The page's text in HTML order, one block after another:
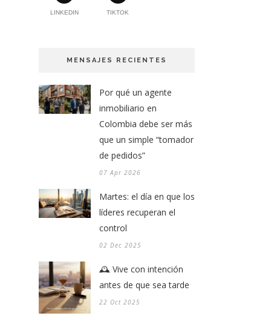
LINKEDIN TIKTOK
MENSAJES RECIENTES
Por qué un agente
inmobiliario en
Colombia debe ser más
que un simple “tomador
de pedidos”
07 Apr 2026
Martes: el día en que los
líderes recuperan el
control
02 Dec 2025
🕰️ Vive con intención
antes de que sea tarde
22 Oct 2025